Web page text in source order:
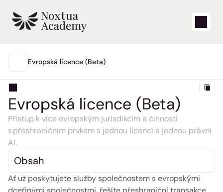
Start
HLAVNÍ
Články nápovědy
Blog
Aktualizace produktů
Podpora
Evropská licence (Beta)
Evropská licence (Beta)
Přístup k více evropským jurisdikcím a činnosti
s přeshraničním prvkem s jednou licencí a jednou právní
AI.
Ať už poskytujete služby společnostem s evropskými
Obsah